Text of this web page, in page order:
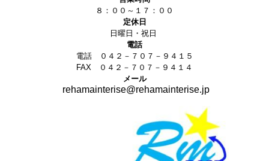
８：００～１７：００
定休日
日曜日・祝日
電話
電話 ０４２－７０７－９４１５
FAX ０４２－７０７－９４１４
メール
rehamainterise@rehamainterise.jp